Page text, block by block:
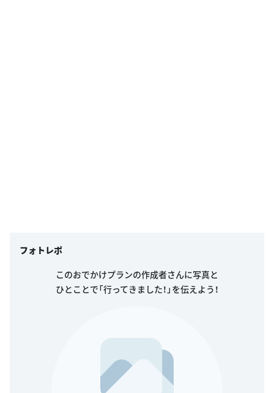
フォトレポ
このおでかけプランの作成者さんに写真と
ひとことで「行ってきました！」を伝えよう！